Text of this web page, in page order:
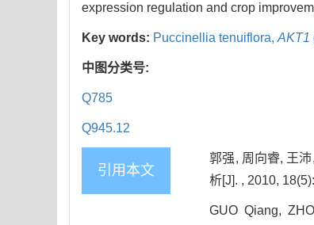
expression regulation and crop
Key words: Puccinellia tenuiflora, AKT1
中图分类号:
Q785
Q945.12
引用本文
郭强, 周向睿, 王
析[J]. , 2010,
GUO Qiang,